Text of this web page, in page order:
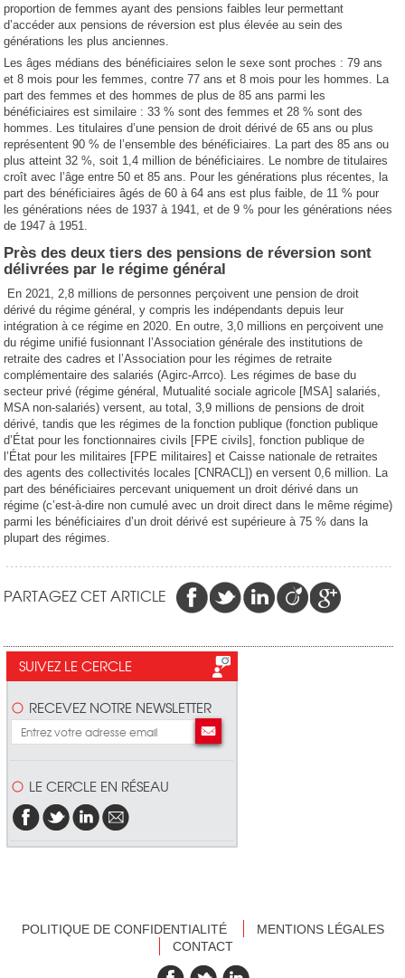
proportion de femmes ayant des pensions faibles leur permettant
d’accéder aux pensions de réversion est plus élevée au sein des
générations les plus anciennes.
Les âges médians des bénéficiaires selon le sexe sont proches : 79 ans
et 8 mois pour les femmes, contre 77 ans et 8 mois pour les hommes. La
part des femmes et des hommes de plus de 85 ans parmi les
bénéficiaires est similaire : 33 % sont des femmes et 28 % sont des
hommes. Les titulaires d’une pension de droit dérivé de 65 ans ou plus
représentent 90 % de l’ensemble des bénéficiaires. La part des 85 ans ou
plus atteint 32 %, soit 1,4 million de bénéficiaires. Le nombre de titulaires
croît avec l’âge entre 50 et 85 ans. Pour les générations plus récentes, la
part des bénéficiaires âgés de 60 à 64 ans est plus faible, de 11 % pour
les générations nées de 1937 à 1941, et de 9 % pour les générations nées
de 1947 à 1951.
Près des deux tiers des pensions de réversion sont
délivrées par le régime général
En 2021, 2,8 millions de personnes perçoivent une pension de droit
dérivé du régime général, y compris les indépendants depuis leur
intégration à ce régime en 2020. En outre, 3,0 millions en perçoivent une
du régime unifié fusionnant l’Association générale des institutions de
retraite des cadres et l’Association pour les régimes de retraite
complémentaire des salariés (Agirc-Arrco). Les régimes de base du
secteur privé (régime général, Mutualité sociale agricole [MSA] salariés,
MSA non-salariés) versent, au total, 3,9 millions de pensions de droit
dérivé, tandis que les régimes de la fonction publique (fonction publique
d’État pour les fonctionnaires civils [FPE civils], fonction publique de
l’État pour les militaires [FPE militaires] et Caisse nationale de retraites
des agents des collectivités locales [CNRACL]) en versent 0,6 million. La
part des bénéficiaires percevant uniquement un droit dérivé dans un
régime (c’est-à-dire non cumulé avec un droit direct dans le même régime)
parmi les bénéficiaires d’un droit dérivé est supérieure à 75 % dans la
plupart des régimes.
PARTAGEZ CET ARTICLE
SUIVEZ LE CERCLE
RECEVEZ NOTRE NEWSLETTER
LE CERCLE EN RÉSEAU
POLITIQUE DE CONFIDENTIALITÉ
MENTIONS LÉGALES
CONTACT